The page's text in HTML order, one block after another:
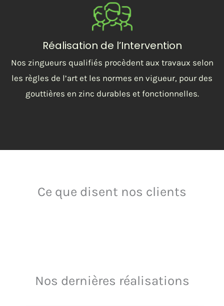
Réalisation de l’Intervention
Nos zingueurs qualifiés procèdent aux travaux selon
les règles de l’art et les normes en vigueur, pour des
gouttières en zinc durables et fonctionnelles.
Ce que disent nos clients
Nos dernières réalisations